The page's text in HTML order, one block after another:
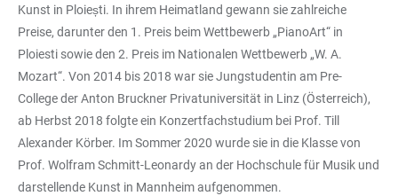
Kunst in Ploiești. In ihrem Heimatland gewann sie zahlreiche
Preise, darunter den 1. Preis beim Wettbewerb „PianoArt“ in
Ploiesti sowie den 2. Preis im Nationalen Wettbewerb „W. A.
Mozart“. Von 2014 bis 2018 war sie Jungstudentin am Pre-
College der Anton Bruckner Privatuniversität in Linz (Österreich),
ab Herbst 2018 folgte ein Konzertfachstudium bei Prof. Till
Alexander Körber. Im Sommer 2020 wurde sie in die Klasse von
Prof. Wolfram Schmitt-Leonardy an der Hochschule für Musik und
darstellende Kunst in Mannheim aufgenommen.